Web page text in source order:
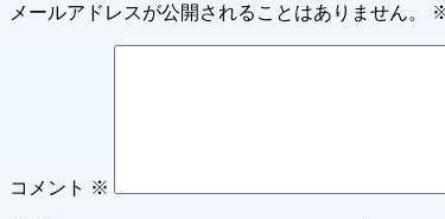
メールアドレスが公開されることはありません。
コメント ※